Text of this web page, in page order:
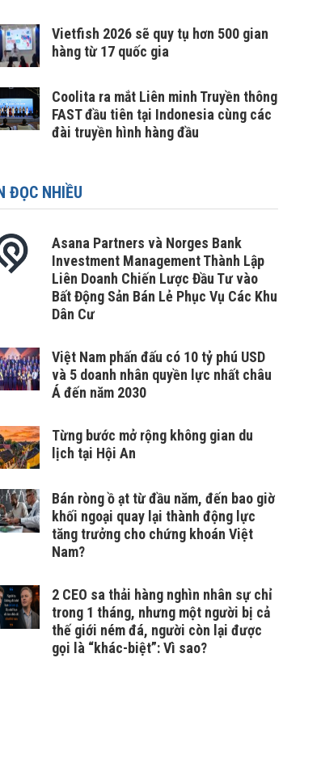
Vietfish 2026 sẽ quy tụ hơn 500 gian
hàng từ 17 quốc gia
Coolita ra mắt Liên minh Truyền thông
FAST đầu tiên tại Indonesia cùng các
đài truyền hình hàng đầu
ĐỌC NHIỀU
Asana Partners và Norges Bank
Investment Management Thành Lập
Liên Doanh Chiến Lược Đầu Tư vào
Bất Động Sản Bán Lẻ Phục Vụ Các Khu
Dân Cư
Việt Nam phấn đấu có 10 tỷ phú USD
và 5 doanh nhân quyền lực nhất châu
Á đến năm 2030
Từng bước mở rộng không gian du
lịch tại Hội An
Bán ròng ồ ạt từ đầu năm, đến bao giờ
khối ngoại quay lại thành động lực
tăng trưởng cho chứng khoán Việt
Nam?
2 CEO sa thải hàng nghìn nhân sự chỉ
trong 1 tháng, nhưng một người bị cả
thế giới ném đá, người còn lại được
gọi là “khác-biệt”: Vì sao?